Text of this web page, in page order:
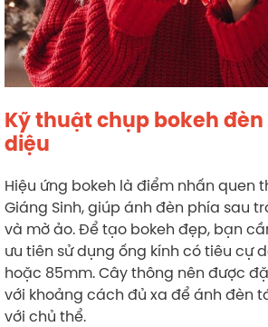
Kỹ thuật chụp bokeh đèn
diệu
Hiệu ứng bokeh là điểm nhấn quen
Giáng Sinh, giúp ánh đèn phía sau
và mờ ảo. Để tạo bokeh đẹp, bạn
ưu tiên sử dụng ống kính có tiêu cự
hoặc 85mm. Cây thông nên được
với khoảng cách đủ xa để ánh đèn
với chủ thể.